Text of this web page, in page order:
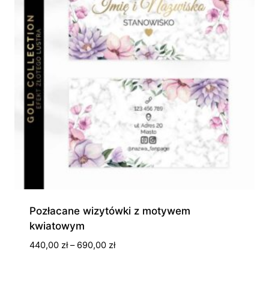
Pozłacane wizytówki z motywem
kwiatowym
440,00 zł – 690,00 złZakres